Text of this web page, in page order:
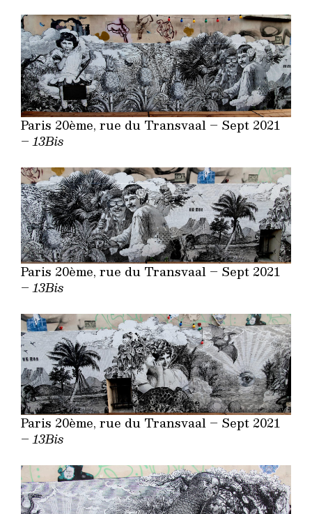
Paris 20ème, rue du Transvaal – Sept 2021
–13Bis
Paris 20ème, rue du Transvaal – Sept 2021
–13Bis
Paris 20ème, rue du Transvaal – Sept 2021
–13Bis